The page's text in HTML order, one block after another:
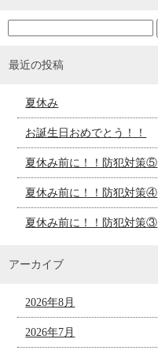
最近の投稿
夏休み
お誕生日おめでとう！！
夏休み前に！！防犯対策⑤
夏休み前に！！防犯対策④
夏休み前に！！防犯対策③
アーカイブ
2026年8月
2026年7月